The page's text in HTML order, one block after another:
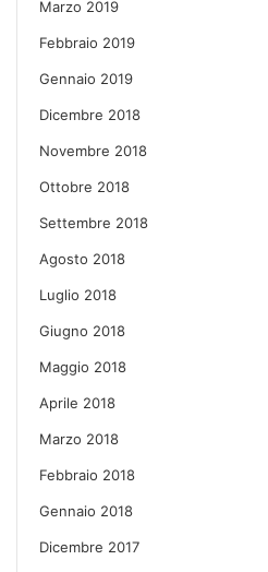
Marzo 2019
Febbraio 2019
Gennaio 2019
Dicembre 2018
Novembre 2018
Ottobre 2018
Settembre 2018
Agosto 2018
Luglio 2018
Giugno 2018
Maggio 2018
Aprile 2018
Marzo 2018
Febbraio 2018
Gennaio 2018
Dicembre 2017